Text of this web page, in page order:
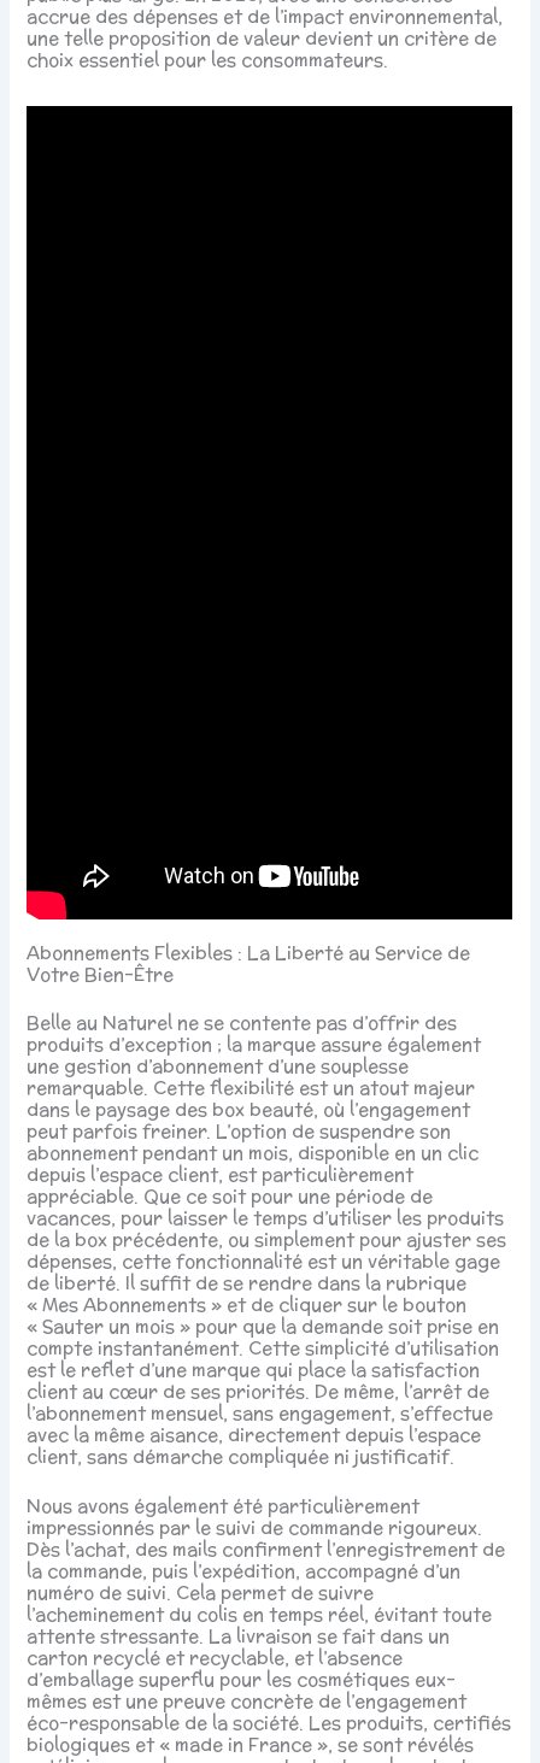
accrue des dépenses et de l’impact environnemental,
une telle proposition de valeur devient un critère de
choix essentiel pour les consommateurs.
Abonnements Flexibles : La Liberté au Service de
Votre Bien-Être
Belle au Naturel ne se contente pas d’offrir des
produits d’exception ; la marque assure également
une gestion d’abonnement d’une souplesse
remarquable. Cette flexibilité est un atout majeur
dans le paysage des box beauté, où l’engagement
peut parfois freiner. L’option de suspendre son
abonnement pendant un mois, disponible en un clic
depuis l’espace client, est particulièrement
appréciable. Que ce soit pour une période de
vacances, pour laisser le temps d’utiliser les produits
de la box précédente, ou simplement pour ajuster ses
dépenses, cette fonctionnalité est un véritable gage
de liberté. Il suffit de se rendre dans la rubrique
« Mes Abonnements » et de cliquer sur le bouton
« Sauter un mois » pour que la demande soit prise en
compte instantanément. Cette simplicité d’utilisation
est le reflet d’une marque qui place la satisfaction
client au cœur de ses priorités. De même, l’arrêt de
l’abonnement mensuel, sans engagement, s’effectue
avec la même aisance, directement depuis l’espace
client, sans démarche compliquée ni justificatif.
Nous avons également été particulièrement
impressionnés par le suivi de commande rigoureux.
Dès l’achat, des mails confirment l’enregistrement de
la commande, puis l’expédition, accompagné d’un
numéro de suivi. Cela permet de suivre
l’acheminement du colis en temps réel, évitant toute
attente stressante. La livraison se fait dans un
carton recyclé et recyclable, et l’absence
d’emballage superflu pour les cosmétiques eux-
mêmes est une preuve concrète de l’engagement
éco-responsable de la société. Les produits, certifiés
biologiques et « made in France », se sont révélés